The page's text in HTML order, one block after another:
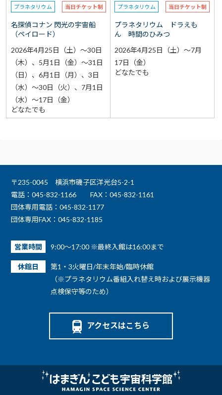
プラネタリウム 当日チケット制
名探偵コナン 閃光の宇宙船
（ペイロード）
2026年4月25日（土）～30日
（木）、5月1日（金）～31日
（日）、6月1日（月）、3日
（水）～30日（火）、7月1日
（水）～17日（金）
どなたでも
プラネタリウム 当日チケット制
プラネタリウム ドラえも
ん 時間のひみつ
2026年4月25日（土）～7月
17日（金）
どなたでも
〒235-0045 横浜市磯子区洋光台5-2-1
電話：045-832-1166
FAX：045-832-1161
団体専用電話：045-832-1177
団体専用FAX：045-832-1185
営業時間 9:00～17:00 ※最終入館は16:00まで
休館日
第1・3火曜日/年末年始/臨時休館
（※プラネタリウム番組入れ替え時および展示機器
点検保守等のため）
アクセスはこちら